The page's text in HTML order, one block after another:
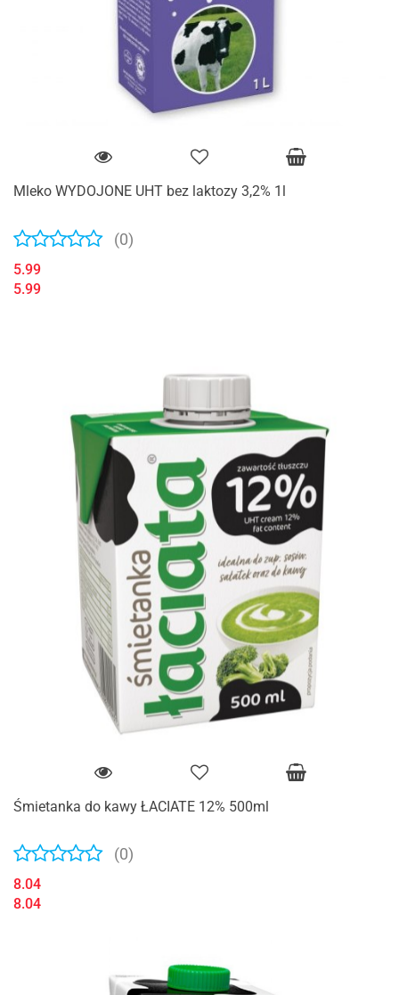
Mleko WYDOJONE UHT bez laktozy 3,2% 1l
(0)
5.99
5.99
Śmietanka do kawy ŁACIATE 12% 500ml
(0)
8.04
8.04